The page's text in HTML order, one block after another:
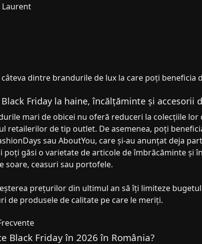
Laurent
dintre brandurile de lux la care poți beneficia
Black Friday la haine, încălțăminte și accesorii
mari de obicei nu oferă reduceri la colecțiile
retailerilor de tip outlet. De asemenea, poți
sau AboutYou, care și-au anunțat deja
poți găsi o varietate de articole de îmbrăcăminte și
soare, ceasuri sau portofele.
prețurilor din ultimul an să îți limiteze
de produsele de calitate pe care le meriți.
Black Friday în 2026 în România?